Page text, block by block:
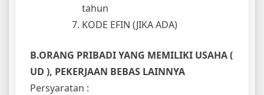
tahun
KODE EFIN (JIKA ADA)
B.ORANG PRIBADI YANG MEMILIKI USAHA (
UD ), PEKERJAAN BEBAS LAINNYA
Persyaratan :